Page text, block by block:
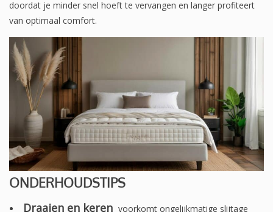
doordat je minder snel hoeft te vervangen en langer profiteert
van optimaal comfort.
ONDERHOUDSTIPS
Draaien en keren voorkomt ongelijkmatige slijtage